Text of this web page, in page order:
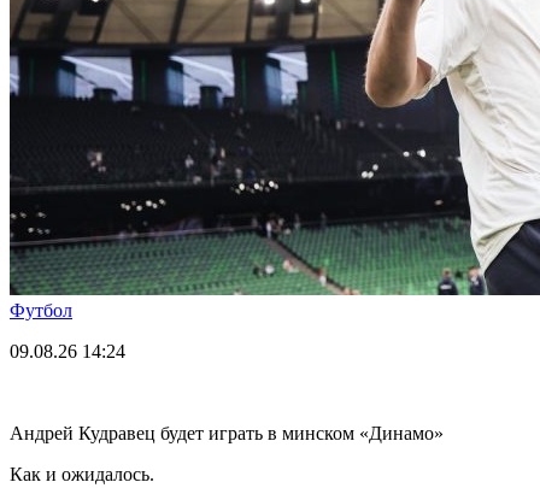
Футбол
09.08.26 14:24
Андрей Кудравец будет играть в минском «Динамо»
Как и ожидалось.